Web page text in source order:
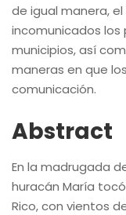
de igual manera,
incomunicados los
municipios, así
maneras en que
comunicación.
Abstract
En la madrugada
huracán María
Rico, con vientos